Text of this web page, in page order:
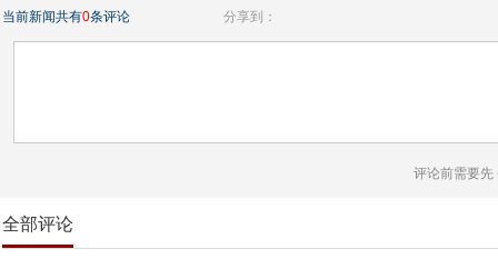
当前新闻共有0条评论 分享到：
评论前需要先
全部评论